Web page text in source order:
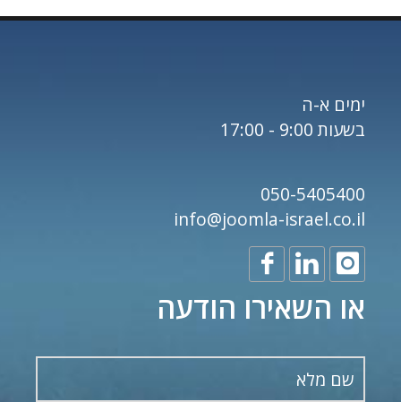
ימים א-ה
בשעות 9:00 - 17:00
050-5405400
info@joomla-israel.co.il
או השאירו הודעה